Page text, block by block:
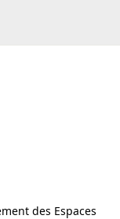
des Espaces